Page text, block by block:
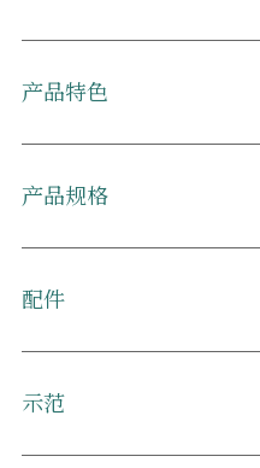
产品特色
产品规格
配件
示范